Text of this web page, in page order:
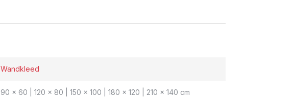
Wandkleed
90 x 60 | 120 x 80 | 150 x 100 | 180 x 120 | 210 x 140 cm